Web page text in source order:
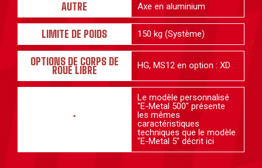
AUTRE Axe en aluminium
LIMITE DE POIDS 150 kg (Système)
OPTIONS DE CORPS DE
ROUE LIBRE HG, MS12 en option : XD
*
Le modèle personnalisé
"E-Metal 500" présente
les mêmes
caractéristiques
techniques que le modèle
"E-Metal 5" décrit ici